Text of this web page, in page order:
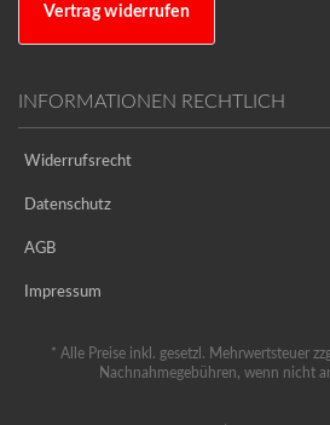
Vertrag widerrufen
INFORMATIONEN RECHTLICH
Widerrufsrecht
Datenschutz
AGB
Impressum
* Alle Preise inkl. gesetzl. Mehrwertsteuer
Nachnahmegebühren, wenn nicht